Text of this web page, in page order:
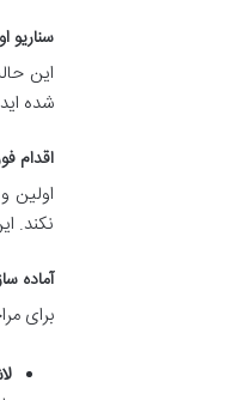
سناریو
این
شده
اقدام
اولین
نکند.
آماده
برای